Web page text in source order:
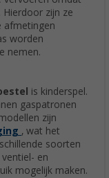
Hierdoor zijn ze
afmetingen
worden
nemen.
is kinderspel.
gaspatronen
zijn
, wat het
soorten
en
mogelijk maken.